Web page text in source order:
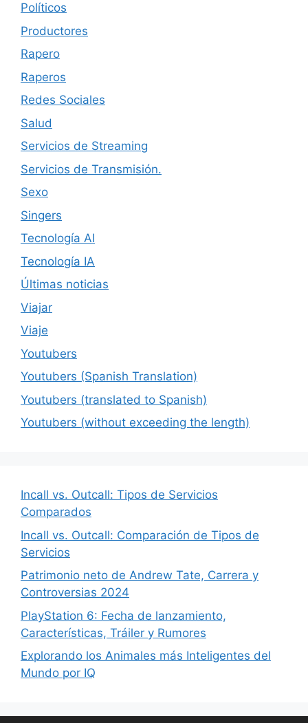
Políticos
Productores
Rapero
Raperos
Redes Sociales
Salud
Servicios de Streaming
Servicios de Transmisión.
Sexo
Singers
Tecnología AI
Tecnología IA
Últimas noticias
Viajar
Viaje
Youtubers
Youtubers (Spanish Translation)
Youtubers (translated to Spanish)
Youtubers (without exceeding the length)
Incall vs. Outcall: Tipos de Servicios
Comparados
Incall vs. Outcall: Comparación de Tipos de
Servicios
Patrimonio neto de Andrew Tate, Carrera y
Controversias 2024
PlayStation 6: Fecha de lanzamiento,
Características, Tráiler y Rumores
Explorando los Animales más Inteligentes del
Mundo por IQ